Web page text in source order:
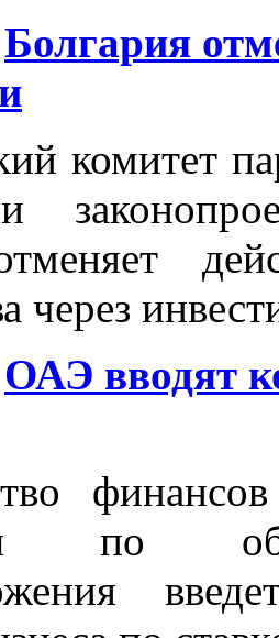
Болгария
комитет
через
ОАЭ вводят
по